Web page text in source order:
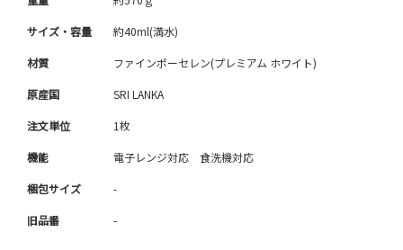
サイズ・容量 約40ml(満水)
材質 ファインポーセレン(プレミアム ホワイト)
原産国 SRI LANKA
注文単位 1枚
機能 電子レンジ対応 食洗機対応
梱包サイズ -
旧品番 -